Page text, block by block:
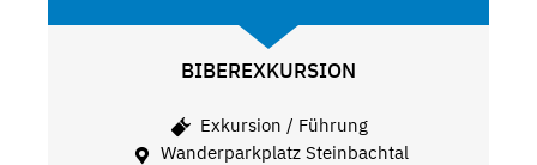
BIBEREXKURSION
Exkursion / Führung
Wanderparkplatz Steinbachtal